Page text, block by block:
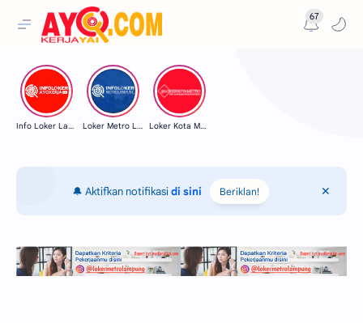
67
Info Loker Lampung Loker Metro Lampung Loker Kota Metro
🔔 Aktifkan notifikasidi sini Beriklan!